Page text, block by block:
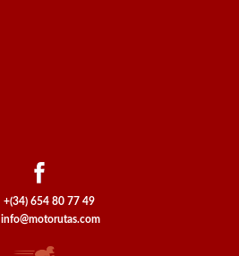
+(34) 654 80 77 49
info@motorutas.com